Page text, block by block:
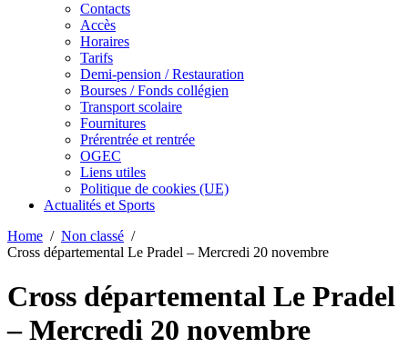
Contacts
Accès
Horaires
Tarifs
Demi-pension / Restauration
Bourses / Fonds collégien
Transport scolaire
Fournitures
Prérentrée et rentrée
OGEC
Liens utiles
Politique de cookies (UE)
Actualités et Sports
Home
Non classé
Cross départemental Le Pradel – Mercredi 20 novembre
Cross départemental Le Pradel
– Mercredi 20 novembre